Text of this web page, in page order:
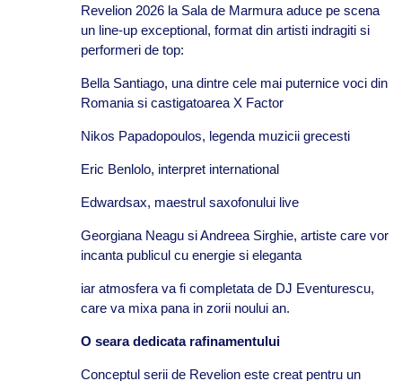
Revelion 2026 la Sala de Marmura aduce pe scena
un line-up exceptional, format din artisti indragiti si
performeri de top:
Bella Santiago, una dintre cele mai puternice voci din
Romania si castigatoarea X Factor
Nikos Papadopoulos, legenda muzicii grecesti
Eric Benlolo, interpret international
Edwardsax, maestrul saxofonului live
Georgiana Neagu si Andreea Sirghie, artiste care vor
incanta publicul cu energie si eleganta
iar atmosfera va fi completata de DJ Eventurescu,
care va mixa pana in zorii noului an.
O seara dedicata rafinamentului
Conceptul serii de Revelion este creat pentru un